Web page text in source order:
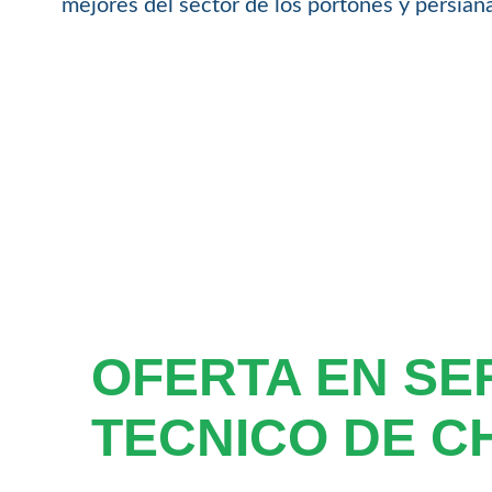
mejores del sector de los portones y
OFERTA EN
TECNICO DE